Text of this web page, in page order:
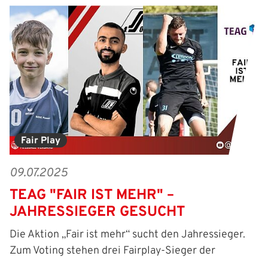
Fair Play
09.07.2025
TEAG "FAIR IST MEHR" –
JAHRESSIEGER GESUCHT
Die Aktion „Fair ist mehr“ sucht den Jahressieger.
Zum Voting stehen drei Fairplay-Sieger der